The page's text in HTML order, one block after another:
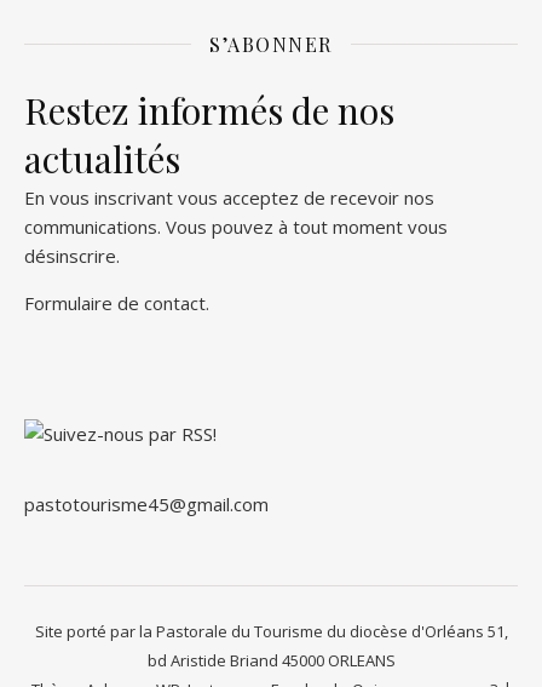
S’ABONNER
Restez informés de nos
actualités
En vous inscrivant vous acceptez de recevoir nos
communications. Vous pouvez à tout moment vous
désinscrire.
Formulaire de contact.
pastotourisme45@gmail.com
Site porté par la Pastorale du Tourisme du diocèse d'Orléans 51,
bd Aristide Briand 45000 ORLEANS